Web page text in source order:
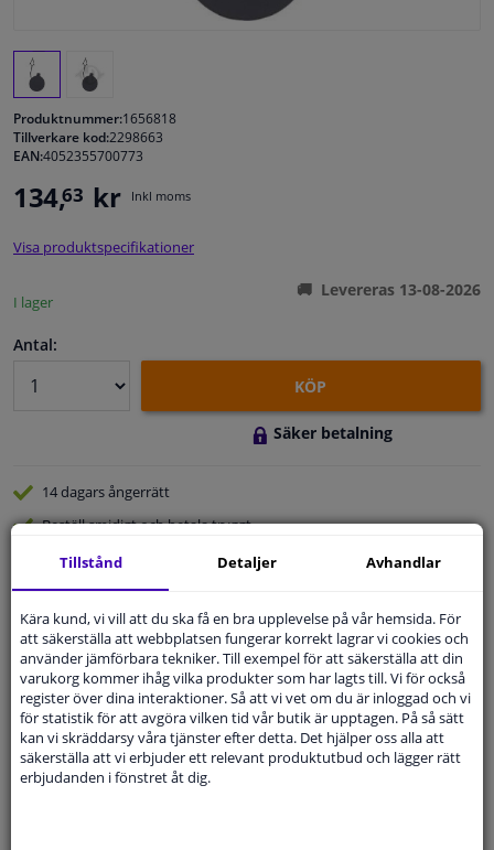
Fönster & Tillbehör
Bilvård & Tillbehör
Sensorer & Elsystem
Produktnummer:1656818
Tillverkare kod:2298663
EAN:4052355700773
134,63 kr Inkl moms
Visa produktspecifikationer
I lager
Levereras 13-08-2026
Antal:
KÖP
Säker betalning
14 dagarsångerrätt
Beställsmidigt och betala tryggt
Leverans inom 3 dagar
ExpertKundservice
Kundservice:Inte Tillgänglig Via Telefon
Ställ din fråga hos våra produktspecialister.
Frågor Och Svar
Tillstånd Detaljer Avhandlar
Kära kund, vi vill att du ska få en bra upplevelse på vår hemsida. För
att säkerställa att webbplatsen fungerar korrekt lagrar vi cookies och
använder jämförbara tekniker. Till exempel för att säkerställa att din
varukorg kommer ihåg vilka produkter som har lagts till. Vi för också
register över dina interaktioner. Så att vi vet om du är inloggad och vi
för statistik för att avgöra vilken tid vår butik är upptagen. På så sätt
kan vi skräddarsy våra tjänster efter detta. Det hjälper oss alla att
säkerställa att vi erbjuder ett relevant produktutbud och lägger rätt
erbjudanden i fönstret åt dig.